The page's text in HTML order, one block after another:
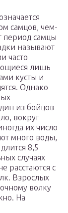
самцов, чем-
период самцы
называют
часто
лишь
кусты и
Однако
из бойцов
вокруг
их число
много воды,
8,5
случаях
расстаются с
Взрослых
волку
На